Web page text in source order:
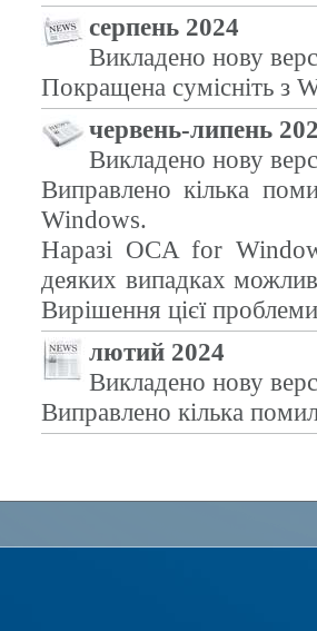
серпень 2024
Викладено нову
Покращена сумісніть з
червень-липень
Викладено нову
Виправлено кілька
Windows.
Наразі OCA for
деяких випадках
Вирішення цієї
лютий 2024
Викладено нову
Виправлено кілька